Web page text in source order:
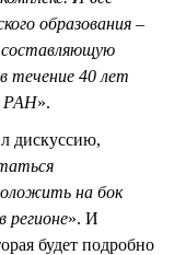
образования –
составляющую
течение 40 лет
РАН».
дискуссию,
на бок
регионе». И
будет подробно